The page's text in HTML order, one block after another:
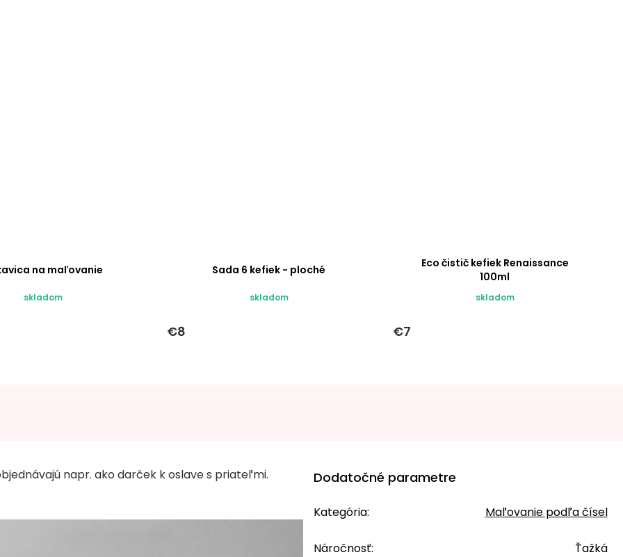
na maľovanie
skladom
Sada 6 kefiek - ploché
skladom
€8
Eco čistič kefiek Renaissance
100ml
skladom
€7
napr. ako darček k oslave s priateľmi. Dodatočné parametre
Kategória: Maľovanie podľa čísel
Náročnosť: Ťažká